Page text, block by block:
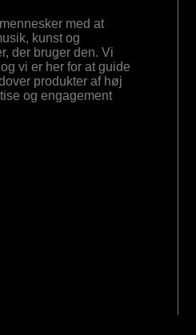
med at
kunst og
der bruger den. Vi
vi er her for at guide
produkter af høj
og engagement